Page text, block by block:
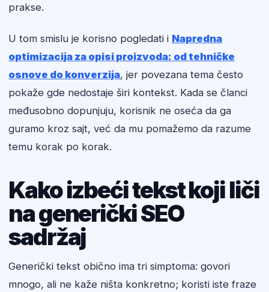
prakse.
U tom smislu je korisno pogledati i Napredna
optimizacija za opisi proizvoda: od tehničke
osnove do konverzija, jer povezana tema često
pokaže gde nedostaje širi kontekst. Kada se članci
međusobno dopunjuju, korisnik ne oseća da ga
guramo kroz sajt, već da mu pomažemo da razume
temu korak po korak.
Kako izbeći tekst koji liči
na generički SEO
sadržaj
Generički tekst obično ima tri simptoma: govori
mnogo, ali ne kaže ništa konkretno; koristi iste fraze